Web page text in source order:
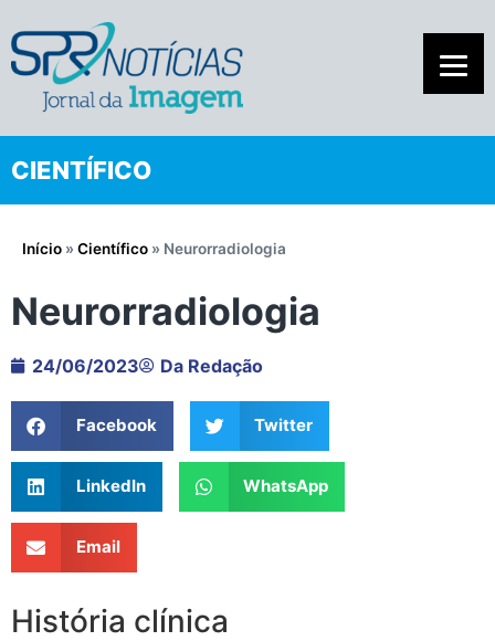
CIENTÍFICO
Início » Científico » Neurorradiologia
Neurorradiologia
24/06/2023 Da Redação
Facebook Twitter
LinkedIn WhatsApp
Email
História clínica